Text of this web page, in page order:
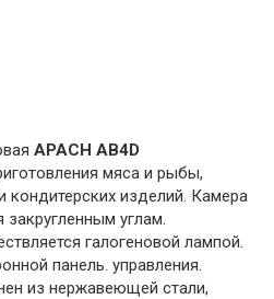
APACH AB4D
мяса и рыбы,
кондитерских изделий. Камера
закругленным углам.
галогеновой лампой.
панель. управления.
из нержавеющей стали,